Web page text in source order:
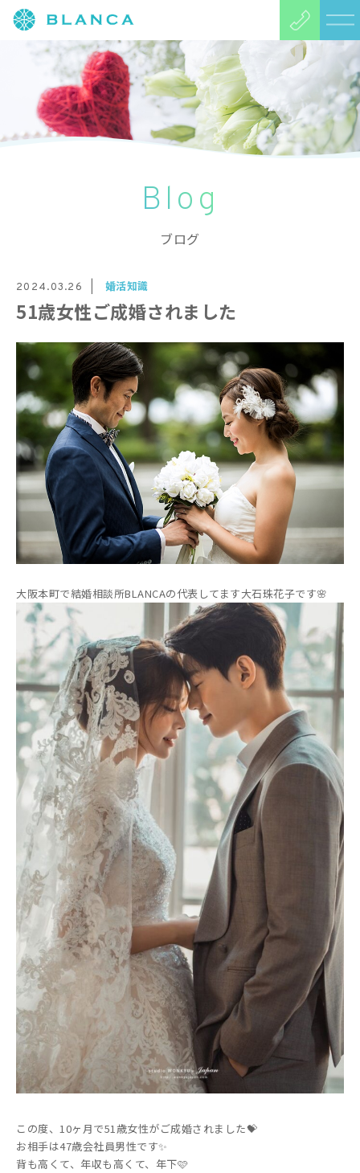
Blog
ブログ
2024.03.26 婚活知識
51歳女性ご成婚されました
大阪本町で結婚相談所BLANCAの代表してます大石珠花子です🌸
この度、10ヶ月で51歳女性がご成婚されました💝
お相手は47歳会社員男性です✨
背も高くて、年収も高くて、年下🩷